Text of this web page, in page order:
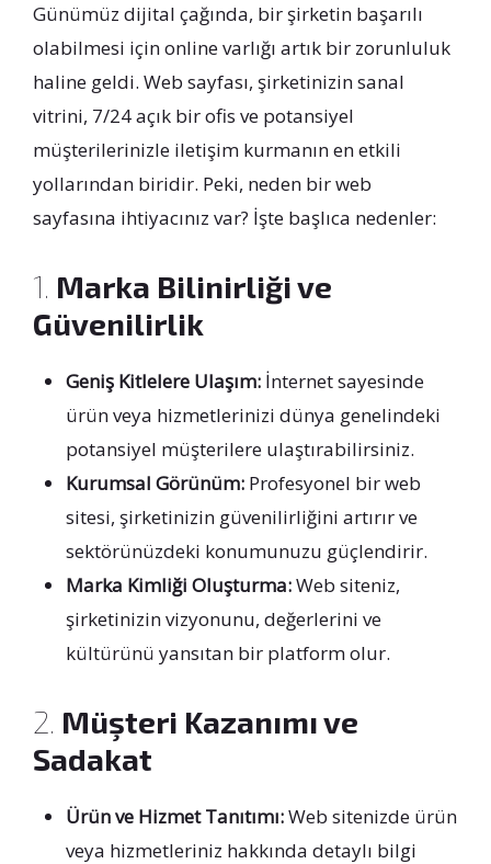
Günümüz dijital çağında, bir şirketin başarılı
olabilmesi için online varlığı artık bir zorunluluk
haline geldi. Web sayfası, şirketinizin sanal
vitrini, 7/24 açık bir ofis ve potansiyel
müşterilerinizle iletişim kurmanın en etkili
yollarından biridir. Peki, neden bir web
sayfasına ihtiyacınız var? İşte başlıca nedenler:
1. Marka Bilinirliği ve
Güvenilirlik
Geniş Kitlelere Ulaşım: İnternet sayesinde
ürün veya hizmetlerinizi dünya genelindeki
potansiyel müşterilere ulaştırabilirsiniz.
Kurumsal Görünüm: Profesyonel bir web
sitesi, şirketinizin güvenilirliğini artırır ve
sektörünüzdeki konumunuzu güçlendirir.
Marka Kimliği Oluşturma:Web siteniz,
şirketinizin vizyonunu, değerlerini ve
kültürünü yansıtan bir platform olur.
2. Müşteri Kazanımı ve
Sadakat
Ürün ve Hizmet Tanıtımı:Web sitenizde ürün
veya hizmetleriniz hakkında detaylı bilgi